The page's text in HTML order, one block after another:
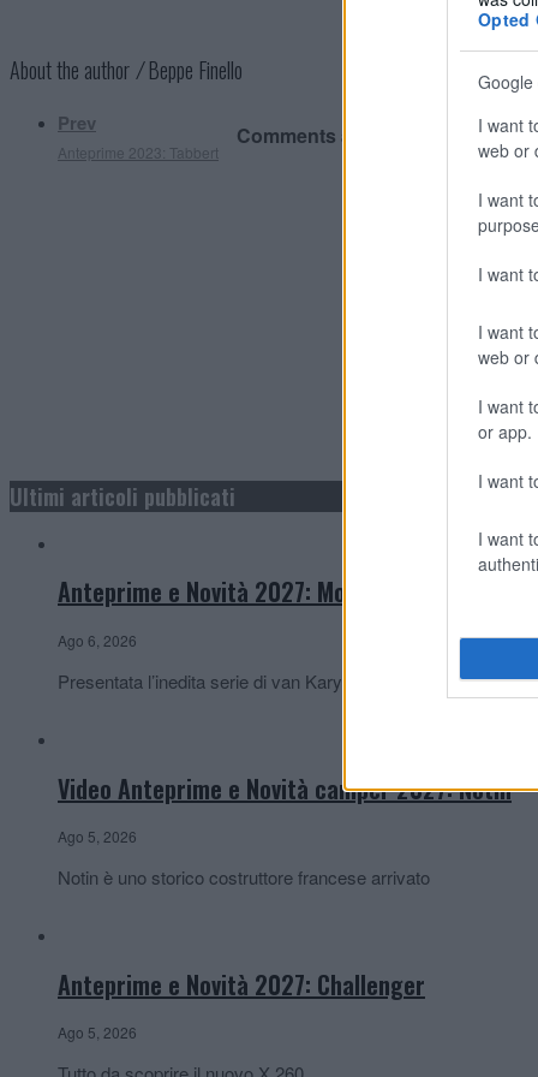
Opted
I want
web or
I want
I want
I want
web or
I want
or app.
I want
I want
About the author ⁄Beppe Finello
Prev
Anteprime 2023: Tabbert
Comments are closed.
Ultimi articoli pubblicati
Anteprime e Novità 2027: Mobilvetta
Ago 6, 2026
Presentata l’inedita serie di van Karys e
Video Anteprime e Novità camper 2027: Notin
Ago 5, 2026
Notin è uno storico costruttore francese arrivato
Anteprime e Novità 2027: Challenger
Ago 5, 2026